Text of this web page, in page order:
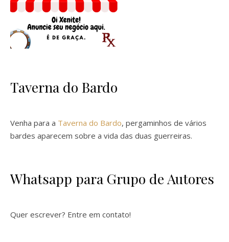
Taverna do Bardo
Venha para a Taverna do Bardo, pergaminhos de vários
bardes aparecem sobre a vida das duas guerreiras.
Whatsapp para Grupo de Autores
Quer escrever? Entre em contato!